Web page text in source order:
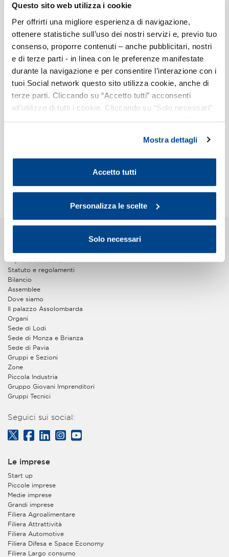
Questo sito web utilizza i cookie
Per offrirti una migliore esperienza di navigazione,
ottenere statistiche sull’uso dei nostri servizi e, previo tuo
consenso, proporre contenuti – anche pubblicitari, nostri
e di terze parti - in linea con le preferenze manifestate
durante la navigazione e per consentire l’interazione con i
tuoi Social network questo sito utilizza cookie, anche di
terze parti. Cliccando su “Accetto tutti” acconsenti
all’utilizzo di tutti i cookie. Cliccando su “Solo necessari”
propria volontà in relazione a ciascuna categoria di
cookie del sito. Per ulteriori informazioni consulta la
Mostra dettagli
Accetto tutti
Personalizza le scelte
Solo necessari
SEMICONDUCTOR SRL
Marco Salvadeo- OPPORTUNITY SRLS
Lucrezia Maria Scotti- RISO SCOTTI SPA
Invitati
Franco Bosi- FORMA SRL
Alberto Cazzani- STAV SPA
Gianmario Grecchi- I.C.S. INDUSTRIA
COSTRUZIONE STAMPI SPA
- LABANALYSIS LIFE SCIENCE
Stampa
Statuto e regolamenti
Bilancio
Assemblee
Dove siamo
Il palazzo Assolombarda
Organi
Sede di Lodi
Sede di Monza e Brianza
Sede di Pavia
Gruppi e Sezioni
Zone
Piccola Industria
Gruppo Giovani Imprenditori
Gruppi Tecnici
Seguici sui social:
Le imprese
Start up
Piccole imprese
Medie imprese
Grandi imprese
Filiera Agroalimentare
Filiera Attrattività
Filiera Automotive
Filiera Difesa e Space Economy
Filiera Largo consumo